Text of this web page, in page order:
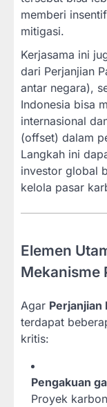
memberi
mitigasi.
Kerjasama ini
dari Perjanjian
antar negara),
Indonesia bisa
internasional
(offset) dalam
Langkah ini
investor global
kelola pasar
Elemen
Mekanisme
Agar Perjanjian
terdapat
kritis:
Pengakuan
Proyek